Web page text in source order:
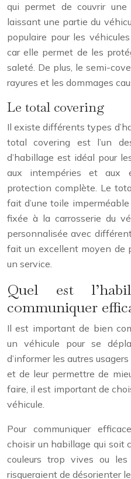
qui permet de couvrir
laissant une partie du
populaire pour les
car elle permet de les
saleté. De plus, le semi-
rayures et les dommages
Le total covering
Il existe différents types
total covering est l’un
d’habillage est idéal pour
aux intempéries et aux
protection complète. Le
fait d’une toile
fixée à la carrosserie du
personnalisée avec
fait un excellent moyen de
un service.
Quel est
communiquer
Il est important de bien
un véhicule pour se
d’informer les autres
et de leur permettre de
faire, il est important de
véhicule.
Pour communiquer
choisir un habillage qui soit
couleurs trop vives ou
risqueraient de désorienter